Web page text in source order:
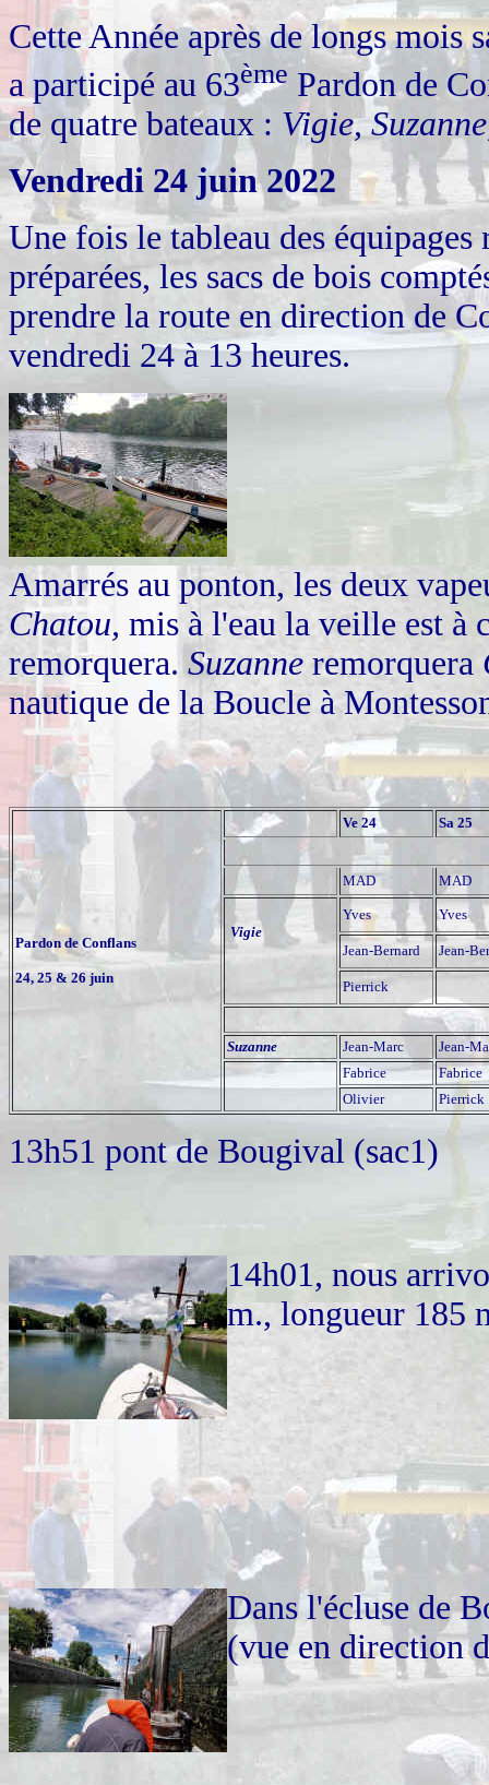
Cette Année après de longs
a participé au 63ème Pardon de
de quatre bateaux : Vigie,
Vendredi 24 juin 2022
Une fois le tableau des
préparées, les sacs de bois
prendre la route en direction de
vendredi 24 à 13 heures.
Amarrés au ponton, les deux
Chatou, mis à l'eau la veille est à
remorquera. Suzanne remorquera
nautique de la Boucle à
Pardon de Conflans
24, 25 & 26 juin
Ve 24 Sa 25
MAD MAD
Vigie
Yves Yves
Jean-Bernard Jean-
Pierrick
Suzanne Jean-Marc
Jean-
Fabrice
Fabrice
Olivier
Pierrick
13h51 pont de Bougival (sac1)
14h01, nous
m., longueur 185
Dans l'écluse de
(vue en direction